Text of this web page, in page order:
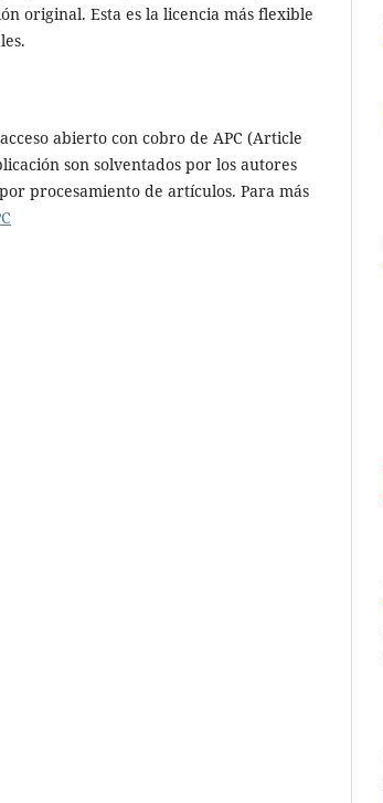
original. Esta es la licencia más flexible
abierto con cobro de APC (Article
son solventados por los autores
procesamiento de artículos. Para más